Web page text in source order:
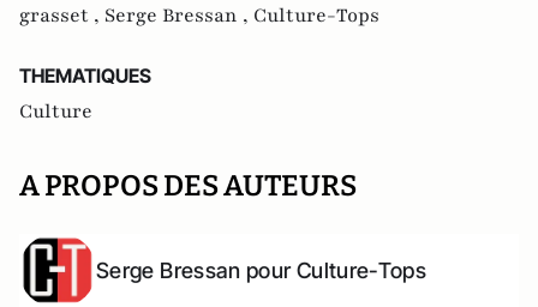
grasset , Serge Bressan , Culture-Tops
THEMATIQUES
Culture
A PROPOS DES AUTEURS
Serge Bressan pour Culture-Tops